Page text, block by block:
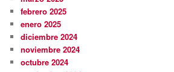
febrero 2025
enero 2025
diciembre 2024
noviembre 2024
octubre 2024